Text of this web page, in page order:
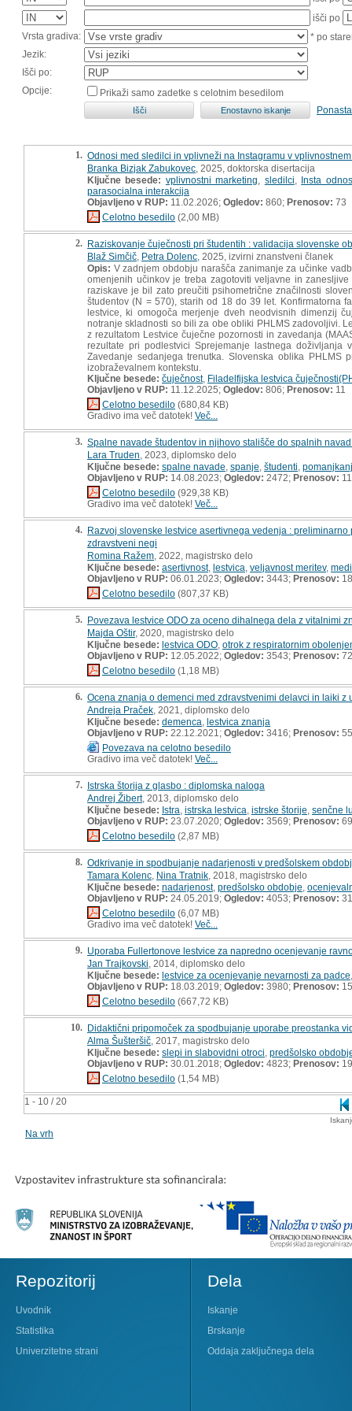
išči po
Vrsta gradiva:
* po
Jezik:
Išči po:
Opcije:
Prikaži samo zadetke s celotnim besedilom
1 - 10 / 20
1. Odnosi med sledilci in vplivneži na Instagramu v
Branka Bizjak Zabukovec , 2025, doktorska disertacija
Ključne besede: vplivnostni marketing sledilci
Insta odnos
parasocialna interakcija
Objavljeno v RUP: 11.02.2026; Ogledov: 860; Prenosov: 73
Celotno besedilo (2,00 MB)
2. Raziskovanje čuječnosti pri študentih : validacija slovenske
Blaž Simčič Petra Dolenc , 2025, izvirni znanstveni članek
Opis: V zadnjem obdobju narašča zanimanje za učinke
omenjenih učinkov je treba zagotoviti veljavne in
raziskave je bil zato preučiti psihometrične značilnosti
študentov (N = 570), starih od 18 do 39 let. Konfirmatorna
lestvice, ki omogoča merjenje dveh neodvisnih dimenzij
notranje skladnosti so bili za obe obliki PHLMS zadovoljivi.
z rezultatom Lestvice čuječne pozornosti in zavedanja
rezultate pri podlestvici Sprejemanje lastnega
Zavedanje sedanjega trenutka. Slovenska oblika PHLMS
izobraževalnem kontekstu.
Ključne besede: čuječnost, Filadelfijska lestvica
Objavljeno v RUP: 11.12.2025; Ogledov: 806; Prenosov: 11
Celotno besedilo (680,84 KB)
Gradivo ima več datotek! Več...
3. Spalne navade študentov in njihovo stališče do spalnih
Lara Truden , 2023, diplomsko delo
Ključne besede: spalne navade spanje študenti
Objavljeno v RUP: 14.08.2023; Ogledov: 2472; Prenosov:
Celotno besedilo (929,38 KB)
Gradivo ima več datotek! Več...
4. Razvoj slovenske lestvice asertivnega vedenja :
zdravstveni negi
Romina Ražem , 2022, magistrsko delo
Ključne besede: asertivnost, lestvica veljavnost meritev,
Objavljeno v RUP: 06.01.2023; Ogledov: 3443; Prenosov:
Celotno besedilo (807,37 KB)
5. Povezava lestvice ODO za oceno dihalnega dela z vitalnimi
Majda Oštir, 2020, magistrsko delo
Ključne besede: lestvica ODO otrok z respiratornim
Objavljeno v RUP: 12.05.2022; Ogledov: 3543; Prenosov: 72
Celotno besedilo (1,18 MB)
6. Ocena znanja o demenci med zdravstvenimi delavci in laiki
Andreja Praček , 2021, diplomsko delo
Ključne besede: demenca lestvica znanja
Objavljeno v RUP: 22.12.2021; Ogledov: 3416; Prenosov: 55
Povezava na celotno besedilo
Gradivo ima več datotek! Več...
7. Istrska štorija z glasbo : diplomska naloga
Andrej Žibert, 2013, diplomsko delo
Ključne besede: Istra istrska lestvica istrske štorije senčne
Objavljeno v RUP: 23.07.2020; Ogledov: 3569; Prenosov: 69
Celotno besedilo (2,87 MB)
8. Odkrivanje in spodbujanje nadarjenosti v predšolskem
Tamara Kolenc Nina Tratnik , 2018, magistrsko delo
Ključne besede: nadarjenost, predšolsko obdobje
Objavljeno v RUP: 24.05.2019; Ogledov: 4053; Prenosov:
Celotno besedilo (6,07 MB)
Gradivo ima več datotek! Več...
9. Uporaba Fullertonove lestvice za napredno ocenjevanje
Jan Trajkovski , 2014, diplomsko delo
Ključne besede: lestvice za ocenjevanje nevarnosti za padce
Objavljeno v RUP: 18.03.2019; Ogledov: 3980; Prenosov:
Celotno besedilo (667,72 KB)
10. Didaktični pripomoček za spodbujanje uporabe preostanka
Alma Šušteršič , 2017, magistrsko delo
Ključne besede: slepi in slabovidni otroci predšolsko
Objavljeno v RUP: 30.01.2018; Ogledov: 4823; Prenosov:
Celotno besedilo (1,54 MB)
Na vrh
Repozitorij
Uvodnik
Statistika
Univerzitetne strani
Dela
Iskanje
Brskanje
Oddaja zaključnega dela